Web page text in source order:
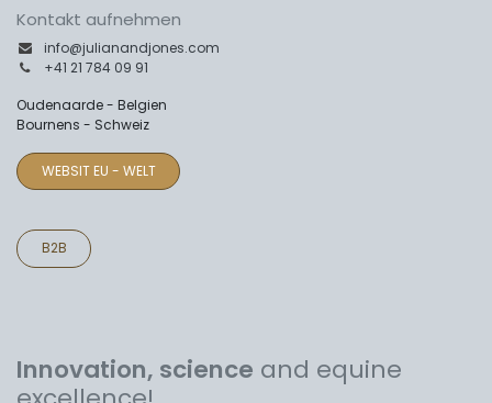
Kontakt aufnehmen
info@julianandjones.com
+41 21 784 09 91
Oudenaarde - Belgien
Bournens - Schweiz
WEBSIT EU - WELT
B2B
Innovation, science and equine